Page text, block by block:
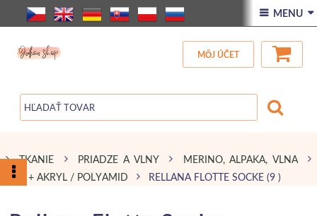
ÚVOD
VŠETOK TOVAR
ZĽAVA BLOG
 MENU 
MÔJ ÚČET
TKANIE PRIADZE A VLNY
MERINO, ALPAKA, VLNA
VLNA + AKRYL / POLYAMID
RELLANA FLOTTE SOCKE (9 )